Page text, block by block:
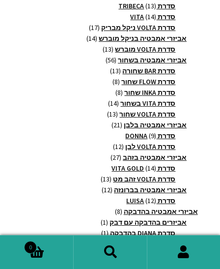
מוצרים סדרת TRIBECA 13
13
מוצרים סדרת VITA 14
14
מוצרים סדרת VOLTA ניקל מבריק 17
17
מוצרים
אביזרי אמבטיה בניקל מוברש 14
14
סדרת VOLTA מוברש 13
13
אביזרי אמבטיה בשחור 56
56
סדרת BAR שחורה 13
13
מוצרים
סדרת FLOW שחור 8
8
סדרת INKA שחור 8
8
מוצרים
סדרת VITA בשחור 14
14
מוצרים
סדרת VOLTA שחור 13
13
אביזרי אמבטיה בלבן 21
21
סדרת DONNA 9
9
מוצרים סדרת VOLTA לבן 12
12
מוצרים
אביזרי אמבטיה בזהב 27
27
מוצרים
סדרת VITA GOLD 14
14
מוצרים סדרת VOLTA זהב מט 13
13
מוצרים
אביזרי אמבטיה בברונזה 12
12
סדרת LUISA 12
12
מוצרים
אביזרי אמבטיה בהדבקה 8
8
מוצריםאביזרים בהדבקה עם דבק 1מוצר
1
סדרת DIANA בהדבקה 1מוצר
אביזרים עם מדבקה 3M
מוצרים
אביזרי אמבטיה ואקום
14
0